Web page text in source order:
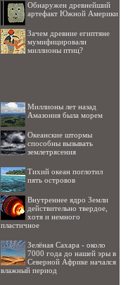
Обнаружен древнейший
артефакт Южной Америки
Зачем древние египтяне
мумифицировали
миллионы птиц?
Миллионы лет назад
Амазония была морем
Океанские штормы
способны вызывать
землетрясения
Тихий океан поглотил
пять островов
Внутреннее ядро Земли
действительно твердое,
хотя и немного
пластичное
Зелёная Сахара - около
7000 года до нашей эры в
Северной Африке начался
влажный период